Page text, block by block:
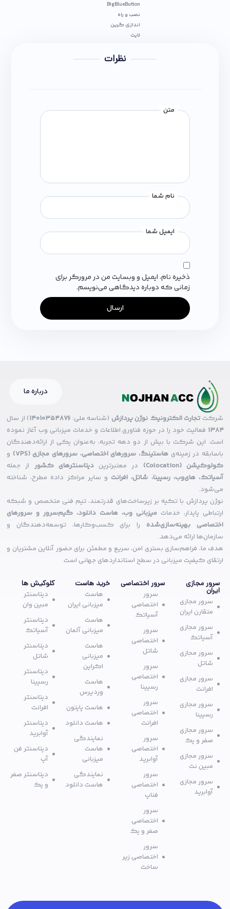
BigBlueButton
نصب و راه
اندازی گرین
لایت
نظرات
متن
نام شما
ایمیل شما
ذخیره نام، ایمیل و وبسایت من در مرورگر برای
زمانی که دوباره دیدگاهی می‌نویسم.
ارسال
درباره ما
شرکت تجارت الکترونیک نوژن پردازش (شناسه ملی: 14010354876) از سال
۱۳۸۴ فعالیت خود را در حوزه فناوری اطلاعات و خدمات میزبانی وب آغاز نموده
است. این شرکت با بیش از دو دهه تجربه، به‌عنوان یکی از ارائه‌دهندگان
باسابقه در زمینه‌ی هاستینگ، سرورهای اختصاصی، سرورهای مجازی (VPS)
و
کولوکیشن (Colocation)
در معتبرتریندیتاسنترهای کشور از جمله
آسیاتک، های‌وب، رسپینا، شاتل، افرانت و سایر مراکز داده مطرح، شناخته
می‌شود.
نوژن پردازش با تکیه بر زیرساخت‌های قدرتمند، تیم فنی متخصص و شبکه
ارتباطی پایدار، خدمات میزبانی وب، هاست دانلود، گیم‌سرور و سرورهای
اختصاصی بهینه‌سازی‌شده را برای کسب‌وکارها، توسعه‌دهندگان و
سازمان‌ها ارائه می‌دهد.
هدف ما، فراهم‌سازی بستری امن، سریع و مطمئن برای حضور آنلاین مشتریان و
ارتقای کیفیت میزبانی در سطح استانداردهای جهانی است.
سرور مجازی
ایران
سرور مجازی
متقارن ایران
سرور مجازی
آسیاتک
سرور مجازی
شاتل
سرور مجازی
افرانت
سرور مجازی
رسپینا
سرور مجازی
صفر و یک
سرور مجازی
مبین نت
سرور مجازی
آوابرید
سرور اختصاصی
سرور
اختصاصی
آسیاتک
سرور
اختصاصی
شاتل
سرور
اختصاصی
رسپینا
سرور
اختصاصی
افرانت
سرور
اختصاصی
آوابرید
سرور
اختصاصی
فناپ
سرور
اختصاصی
صفر و یک
سرور
اختصاصی زیر
ساخت
خرید هاست
هاست
میزبانی ایران
هاست
میزبانی آلمان
هاست
میزبانی
اکراین
هاست
وردپرس
هاست پایتون
هاست دانلود
نمایندگی
هاست
میزبانی
نمایندگی
هاست دانلود
کلوکیش ها
دیتاسنتر
مبین وان
دیتاسنتر
آسیاتک
دیتاسنتر
شاتل
دیتاسنتر
رسپینا
دیتاسنتر
افرانت
دیتاسنتر
آوابرید
دیتاسنتر فن
آپ
دیتاسنتر صفر
و یک